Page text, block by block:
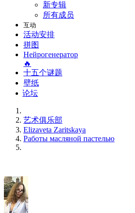
新专辑
所有成员
互动
活动安排
拼图
Нейрогенератор
🔥
十五个谜题
壁纸
论坛
艺术俱乐部
Elizaveta Zaritskaya
Работы масляной пастелью